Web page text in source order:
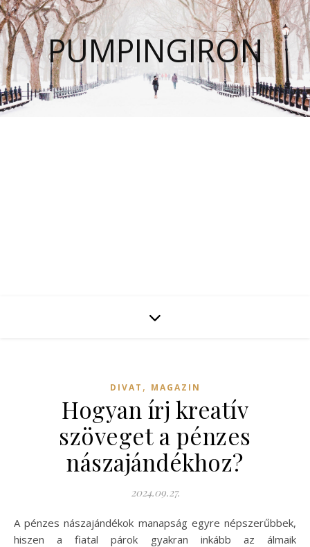
PUMPINGIRON
DIVAT , MAGAZIN
Hogyan írj kreatív
szöveget a pénzes
nászajándékhoz?
2024.09.27.
A pénzes nászajándékok manapság egyre népszerűbbek,
hiszen a fiatal párok gyakran inkább az álmaik